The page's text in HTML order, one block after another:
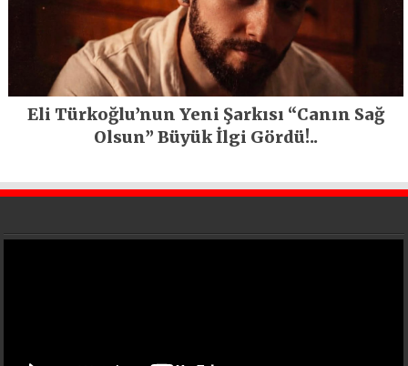
Eli Türkoğlu’nun Yeni Şarkısı “Canın Sağ
Olsun” Büyük İlgi Gördü!..